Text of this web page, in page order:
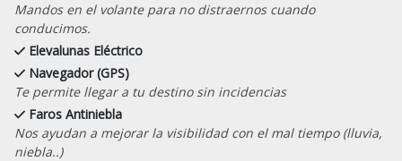
Mandos en el volante para no distraernos cuando
conducimos.
Elevalunas Eléctrico
Navegador (GPS)
Te permite llegar a tu destino sin incidencias
Faros Antiniebla
Nos ayudan a mejorar la visibilidad con el mal tiempo (lluvia,
niebla..)